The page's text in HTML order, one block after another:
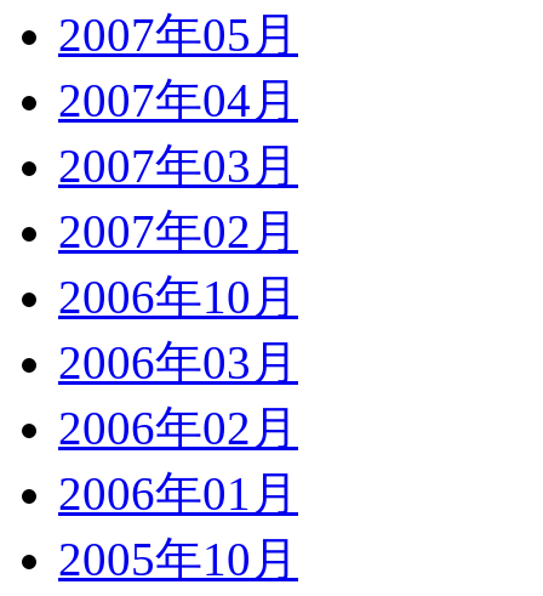
2007年05月
2007年04月
2007年03月
2007年02月
2006年10月
2006年03月
2006年02月
2006年01月
2005年10月